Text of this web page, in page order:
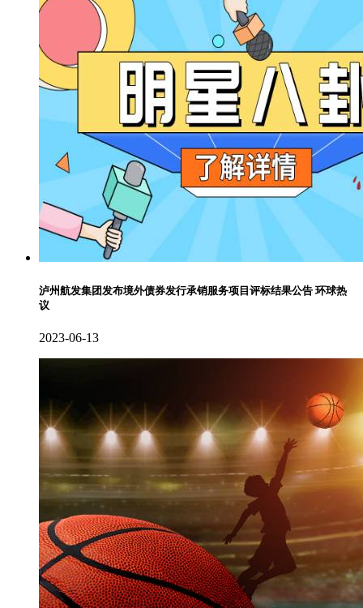
泸州航发集团发布境外债券发行承销服务项目评标结果公告 环球热
议
2023-06-13